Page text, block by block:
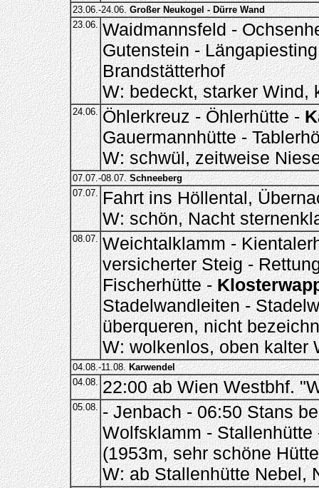
23.06.-24.06.Großer Neukogel - Dürre Wand
23.06. Waidmannsfeld -
Gutenstein -
Brandstätterhof
W: bedeckt, starker Wind,
24.06. Öhlerkreuz - Öhlerhütte -
Gauermannhütte -
W: schwül, zeitweise
07.07.-08.07. Schneeberg
07.07. Fahrt ins Höllental,
W: schön, Nacht
08.07. Weichtalklamm -
versicherter Steig -
Fischerhütte -
Stadelwandleiten -
überqueren, nicht
W: wolkenlos, oben kalter
04.08.-11.08. Karwendel
04.08. 22:00 ab Wien Westbhf.
05.08. - Jenbach - 06:50 Stans
Wolfsklamm -
(1953m, sehr schöne
W: ab Stallenhütte Nebel,